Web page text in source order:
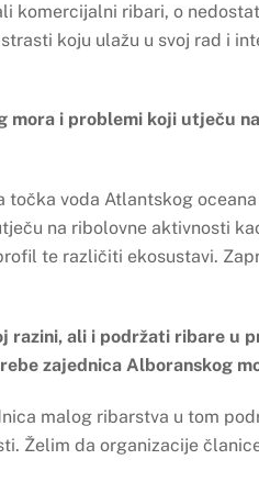
komercijalni ribari, o
koju ulažu u svoj rad i
i problemi koji utječu
voda Atlantskog
na ribolovne aktivnosti
te različiti ekosustavi.
ali i podržati ribare u
zajednica Alboranskog
malog ribarstva u tom
Želim da organizacije